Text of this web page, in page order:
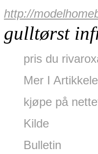
http://
gulltørst
pris du
Mer I
kjøpe på
Kilde
Bulletin